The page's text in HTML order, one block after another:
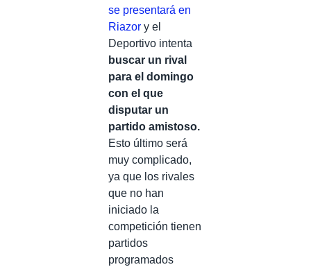
se presentará en
Riazor y el
Deportivo intenta
buscar un rival
para el domingo
con el que
disputar un
partido amistoso.
Esto último será
muy complicado,
ya que los rivales
que no han
iniciado la
competición tienen
partidos
programados